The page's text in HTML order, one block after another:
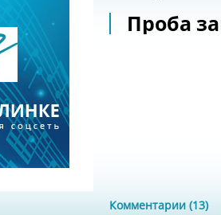
Проба
Комментарии (13)